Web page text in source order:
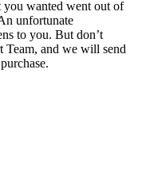
you wanted went out of
unfortunate
to you. But don’t
Team, and we will send